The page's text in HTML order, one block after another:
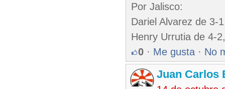
Por Jalisco:
Dariel Alvarez de 3-
Henry Urrutia de 4-
0 · Me gusta · No
Juan Carlos